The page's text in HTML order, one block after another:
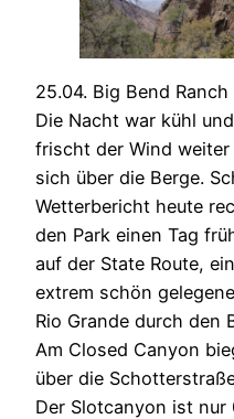
25.04. Big Bend Ranch
Die Nacht war kühl
frischt der Wind
sich über die Berge.
Wetterbericht heute
den Park einen Tag
auf der State Route,
extrem schön
Rio Grande durch den
Am Closed Canyon
über die
Der Slotcanyon ist nur